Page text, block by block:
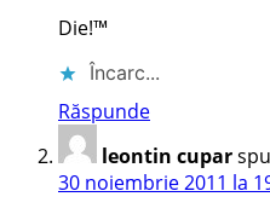
Die!™
Încarc...
Răspunde
leontin cupar
30 noiembrie 2011 la